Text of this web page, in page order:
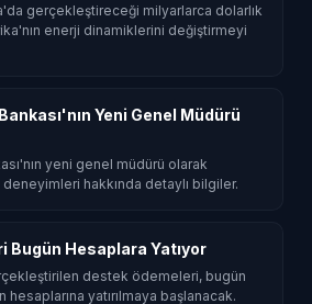
gerçekleştireceği milyarlarca dolarlık
enerji dinamiklerini değiştirmeyi
Yeni Genel Müdürü
yeni genel müdürü olarak
deneyimleri hakkında detaylı bilgiler.
Bugün Hesaplara Yatıyor
destek ödemeleri, bugün
hesaplarına yatırılmaya başlanacak.